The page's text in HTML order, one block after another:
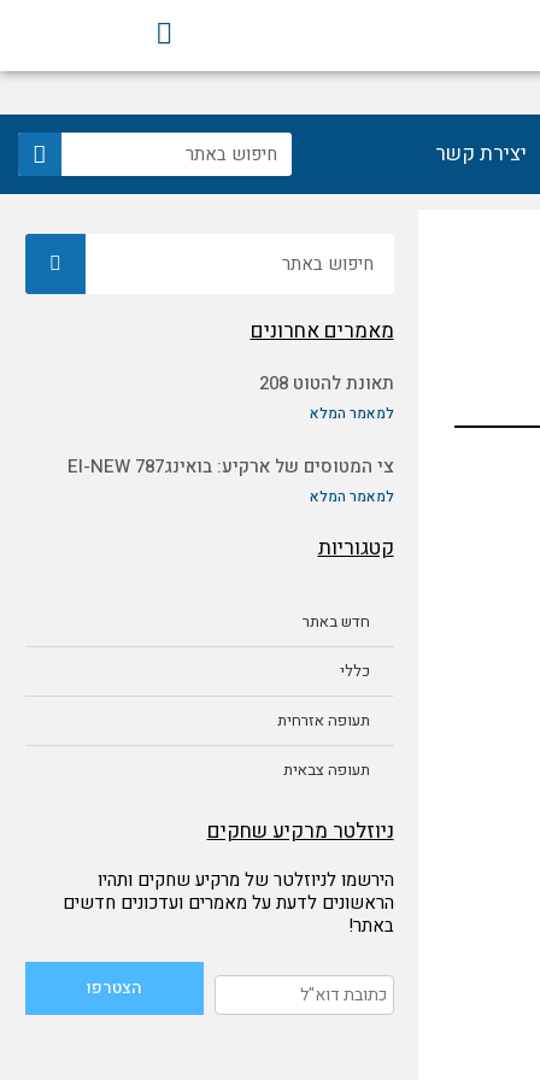
F
a
c
e
b
o
o
יצירת קשר חיפוש
מאמרים אחרונים
תאונת להטוט 208
למאמר המלא
צי המטוסים של ארקיע: בואינג787 EI-NEW
למאמר המלא
קטגוריות
חדש באתר
כללי
תעופה אזרחית
תעופה צבאית
ניוזלטר מרקיע שחקים
הירשמו לניוזלטר של מרקיע שחקים ותהיו
הראשונים לדעת על מאמרים ועדכונים חדשים
באתר!